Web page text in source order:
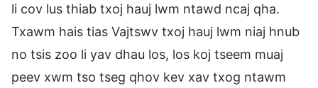
li cov lus thiab txoj hauj lwm ntawd ncaj qha.
Txawm hais tias Vajtswv txoj hauj lwm niaj hnub
no tsis zoo li yav dhau los, los koj tseem muaj
peev xwm tso tseg qhov kev xav txog ntawm